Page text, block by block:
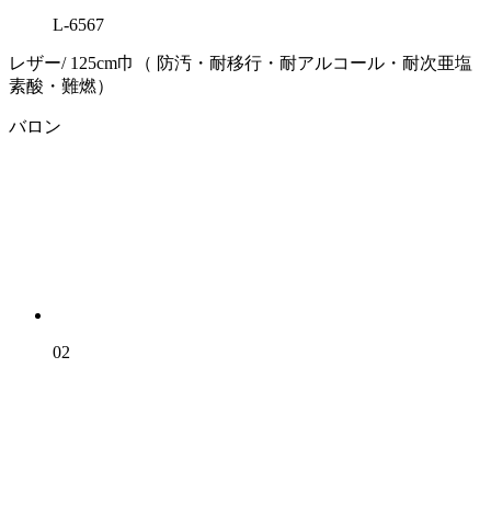
L-6567
レザー/ 125cm巾（ 防汚・耐移行・耐アルコール・耐次亜塩
素酸・難燃）
バロン
02